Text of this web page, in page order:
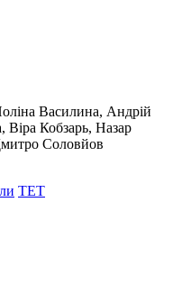
Василина, Андрій
Віра Кобзарь, Назар
Соловйов
ТЕТ